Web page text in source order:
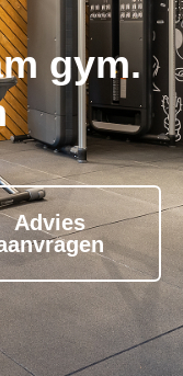
gym.
Advies